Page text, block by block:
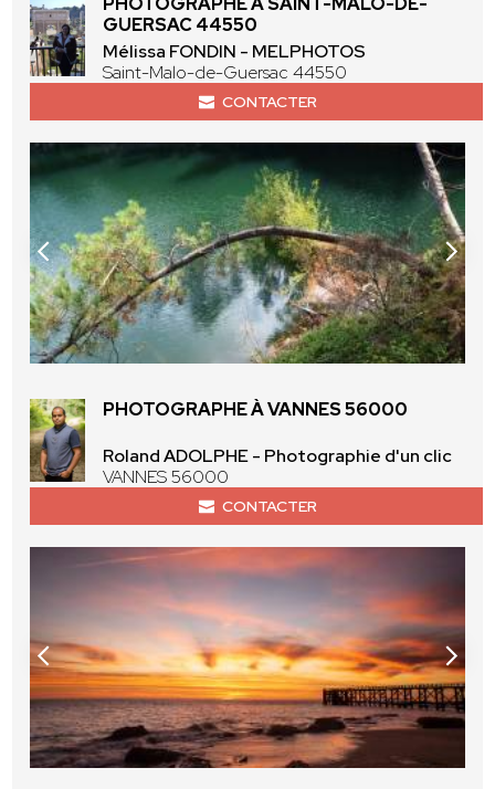
GUERSAC 44550
Mélissa FONDIN - MELPHOTOS
Saint-Malo-de-Guersac 44550
CONTACTER
PHOTOGRAPHE À VANNES 56000
Roland ADOLPHE - Photographie d'un clic
VANNES 56000
CONTACTER